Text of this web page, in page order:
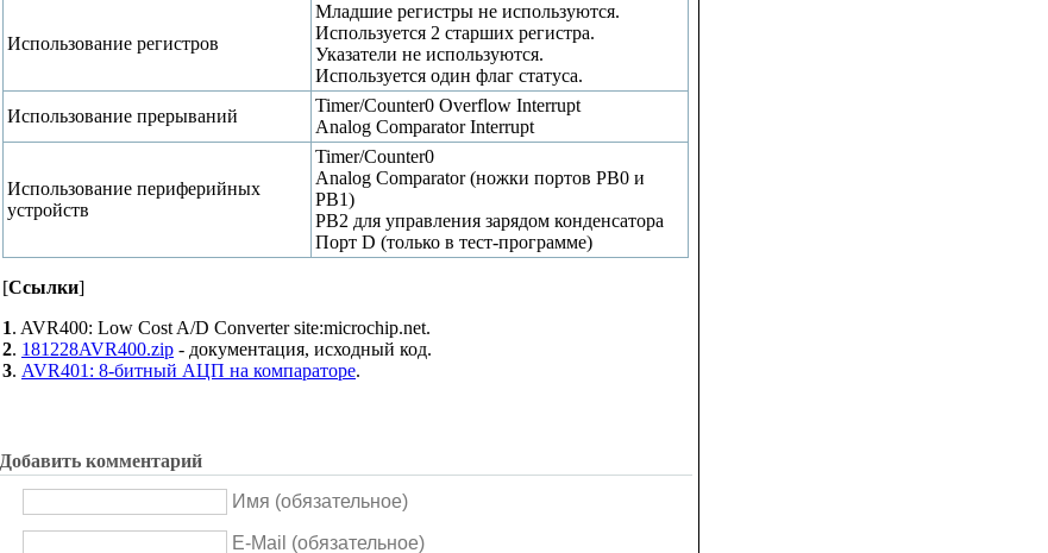
Использование регистров
Младшие регистры не используются.
Используется 2 старших регистра.
Указатели не используются.
Используется один флаг статуса.
Использование прерываний
Timer/Counter0 Overflow Interrupt
Analog Comparator Interrupt
Использование периферийных
устройств
Timer/Counter0
Analog Comparator (ножки портов PB0 и
PB1)
PB2 для управления зарядом конденсатора
Порт D (только в тест-программе)
[Ссылки]
1. AVR400: Low Cost A/D Converter site:microchip.net.
2. 181228AVR400.zip - документация, исходный код.
3. AVR401: 8-битный АЦП на компараторе.
Добавить комментарий
Имя (обязательное)
E-Mail (обязательное)